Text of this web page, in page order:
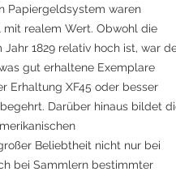
Papiergeldsystem waren
realem Wert. Obwohl die
Jahr 1829 relativ hoch ist, war
gut erhaltene Exemplare
Erhaltung XF45 oder besser
Darüber hinaus bildet
Beliebtheit nicht nur bei
bei Sammlern bestimmter